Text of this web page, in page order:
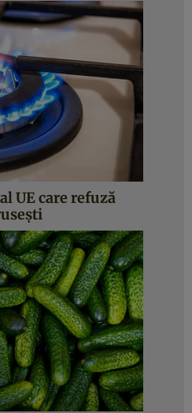
UE care refuză